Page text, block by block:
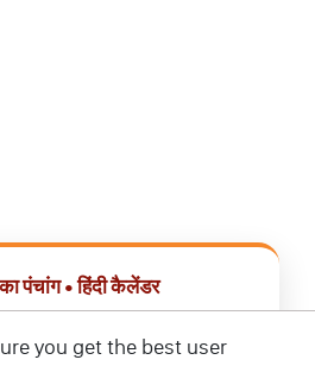
पंचांग • हिंदी कैलेंडर
you get the best user